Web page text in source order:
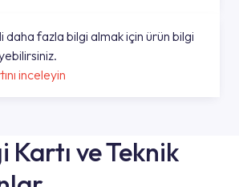
daha fazla bilgi almak için ürün bilgi
inceleyin
Kartı ve Teknik